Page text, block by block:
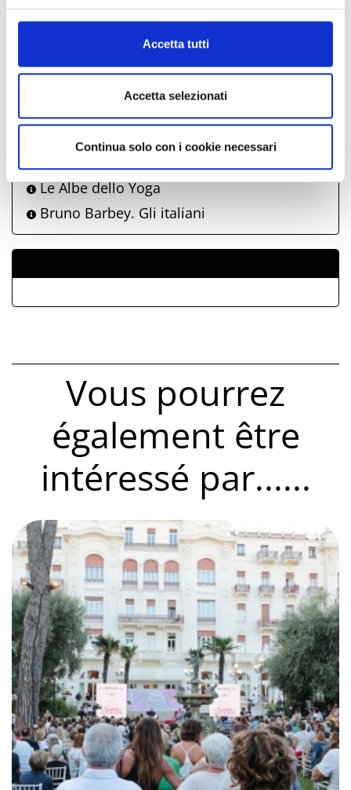
informazioni complete sul trattamento dati clicca qui:
Accetta tutti
Accetta selezionati
Continua solo con i cookie necessari
anche
Riccione Music City | Eiffel 65
Riccione Music City | Zero Assoluto
Riccione Family Show
Senza fine - Parole e libri sotto luna e
stelle di Riccione
Le Albe dello Yoga
Bruno Barbey. Gli italiani
Vous pourrez
également être
intéressé par......